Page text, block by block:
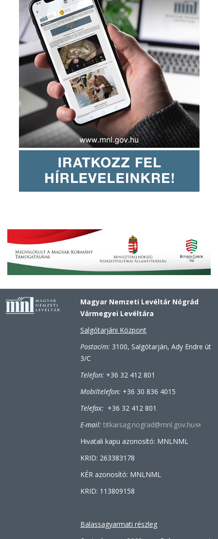
Magyar Nemzeti Levéltár Nógrád
Vármegyei Levéltára
Salgótarjáni Központ
Postacím: 3100, Salgótarján, Ady Endre út
3/C
Telefon: +36 32 412 801
Mobiltelefon: +36 30 836 4015
Telefax: +36 32 412 801
E-mail: titkarsag.nograd@mnl.gov.hu(link
Hivatali kapu azonosító: MNLNML
KRID: 263383178
KÉR azonosító: MNLNML
KRID: 113809158
Balassagyarmati részleg